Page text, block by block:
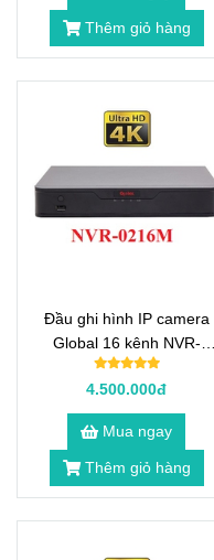
Thêm giỏ hàng
Đầu ghi hình IP camera
Global 16 kênh NVR-
0216M
4.500.000đ
Mua ngay
Thêm giỏ hàng